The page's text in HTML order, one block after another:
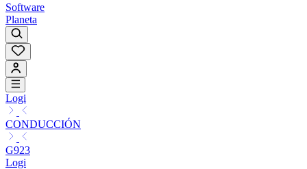
Software
Planeta
Logi
CONDUCCIÓN
G923
Logi